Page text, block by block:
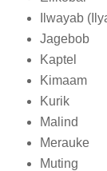
Ilwayab
Jagebob
Kaptel
Kimaam
Kurik
Malind
Merauke
Muting